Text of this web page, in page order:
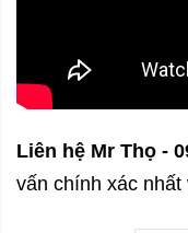
Liên hệ Mr Thọ -
vấn chính xác nhất